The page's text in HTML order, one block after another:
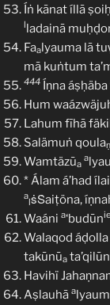
Íṅ kānat íllā
lladainā
Faalyauma lā
mā kuṅtum
444 Íṇna áṣḥäba
Hum
Lahum fīhā
Salämuṅ qoulaṇ
Wamtäzūa
a
* Álam á’had
a
lṡṠaiṭöna,
Waáni a‘budūnie
Walaqod
takūnūa ta’qilūn
Havihï
Aṣlauhā a